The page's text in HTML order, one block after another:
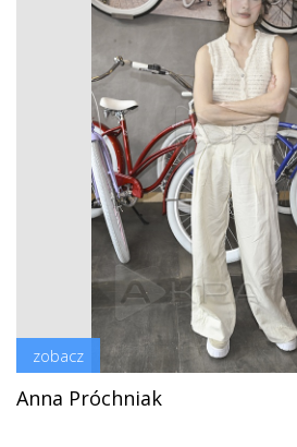
zobacz
Anna Próchniak